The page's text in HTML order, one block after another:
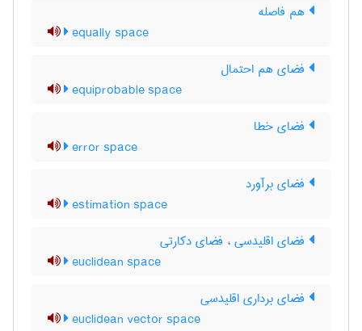
هم فاصله
equally space
فضای هم احتمال
equiprobable space
فضای خطا
error space
فضای برآورد
estimation space
فضای اقلیدسی ، فضای دکارتی
euclidean space
فضای برداری اقلیدسی
euclidean vector space